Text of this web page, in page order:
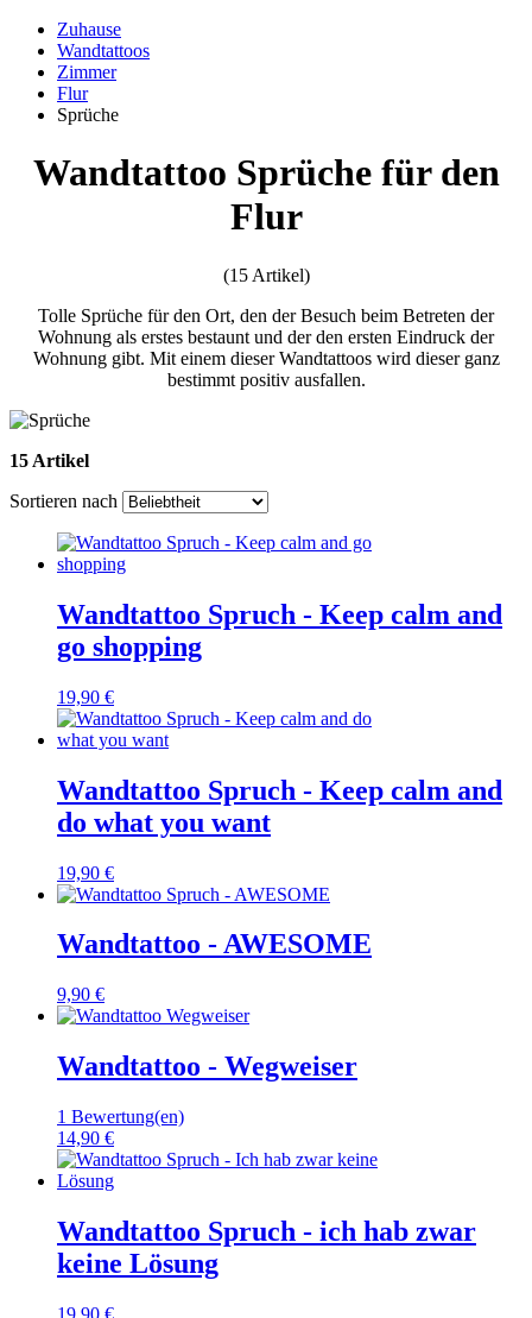
Zuhause
Wandtattoos
Zimmer
Flur
Sprüche
Wandtattoo Sprüche für den
Flur
(15 Artikel)
Tolle Sprüche für den Ort, den der Besuch beim Betreten der
Wohnung als erstes bestaunt und der den ersten Eindruck der
Wohnung gibt. Mit einem dieser Wandtattoos wird dieser ganz
bestimmt positiv ausfallen.
15 Artikel
Sortieren nach
Wandtattoo Spruch - Keep calm and
go shopping
19,90 €
Wandtattoo Spruch - Keep calm and
do what you want
19,90 €
Wandtattoo - AWESOME
9,90 €
Wandtattoo - Wegweiser
1 Bewertung(en)
14,90 €
Wandtattoo Spruch - ich hab zwar
keine Lösung
19,90 €